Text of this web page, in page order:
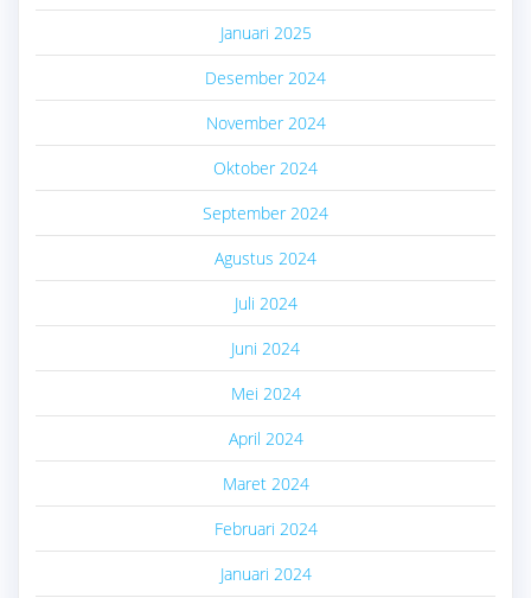
Januari 2025
Desember 2024
November 2024
Oktober 2024
September 2024
Agustus 2024
Juli 2024
Juni 2024
Mei 2024
April 2024
Maret 2024
Februari 2024
Januari 2024